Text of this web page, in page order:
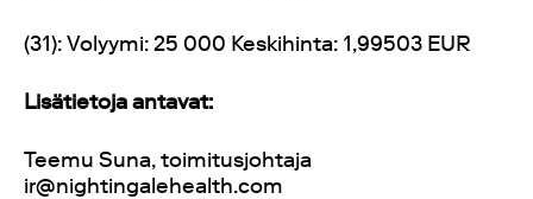
(31): Volyymi: 25 000 Keskihinta: 1,99503 EUR
Lisätietoja antavat:
Teemu Suna, toimitusjohtaja
ir@nightingalehealth.com